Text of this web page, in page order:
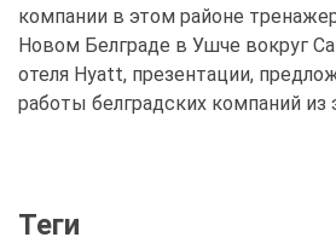
компании в этом районе
Новом Белграде в Ушче вокруг
отеля Hyatt, презентации,
работы белградских компаний из
Теги